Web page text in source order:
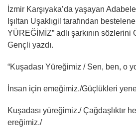
İzmir Karşıyaka’da yaşayan
Işıltan Uşaklıgil tarafından
YÜREĞİMİZ” adlı şarkının sözlerini
Gençli yazdı.
“Kuşadası Yüreğimiz / Sen, ben, o
İnsan için emeğimiz./Güçlükleri
Kuşadası yüreğimiz./ Çağdaşlıktır
ereğimiz./